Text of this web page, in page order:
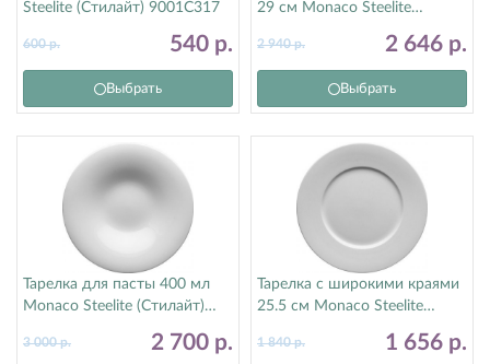
Steelite (Стилайт) 9001C317
540 р.
600р.
Выбрать
29 см Monaco Steelite
2 646 р.
2 940р.
Выбрать
Тарелка для пасты 400 мл
Monaco Steelite (Стилайт)
2 700 р.
3 000р.
Тарелка с широкими краями
25.5 см Monaco Steelite
1 656 р.
1 840р.